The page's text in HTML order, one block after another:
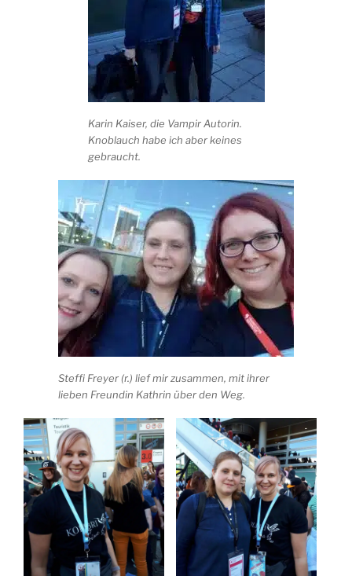
Karin Kaiser, die Vampir Autorin.
Knoblauch habe ich aber keines
gebraucht.
Steffi Freyer (r.) lief mir zusammen, mit ihrer
lieben Freundin Kathrin über den Weg.